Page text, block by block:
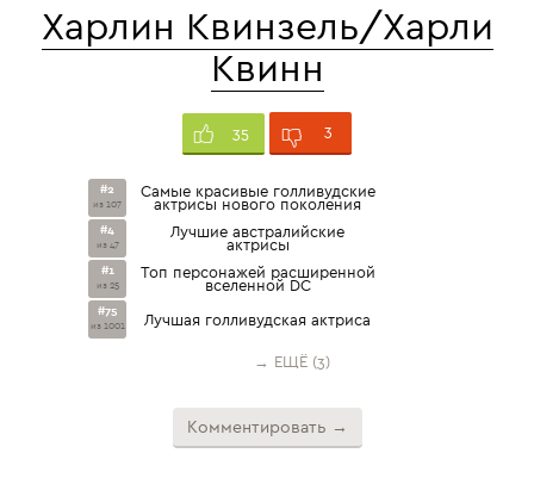
Харлин Квинзель/Харли
Квинн
35 3
#2
из 107
Самые красивые голливудские
актрисы нового поколения
#4
из 47
Лучшие австралийские
актрисы
#1
из 25
Топ персонажей расширенной
вселенной DC
#75
из 1001 Лучшая голливудская актриса
→ ЕЩЁ (3)
Комментировать →